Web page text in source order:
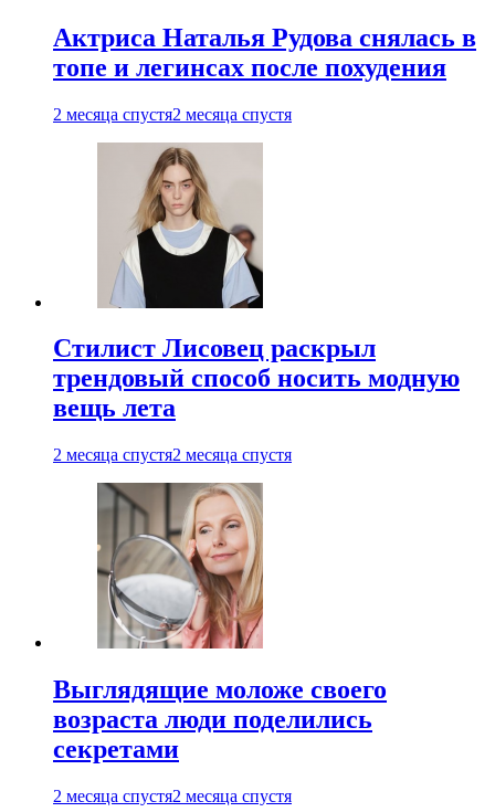
Актриса Наталья Рудова снялась в
топе и легинсах после похудения
2 месяца спустя2 месяца спустя
Стилист Лисовец раскрыл
трендовый способ носить модную
вещь лета
2 месяца спустя2 месяца спустя
Выглядящие моложе своего
возраста люди поделились
секретами
2 месяца спустя2 месяца спустя